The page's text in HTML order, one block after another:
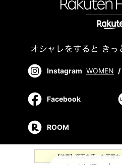
Instagram WOMEN /
Facebook
ROOM
【注意】楽天を装った不審